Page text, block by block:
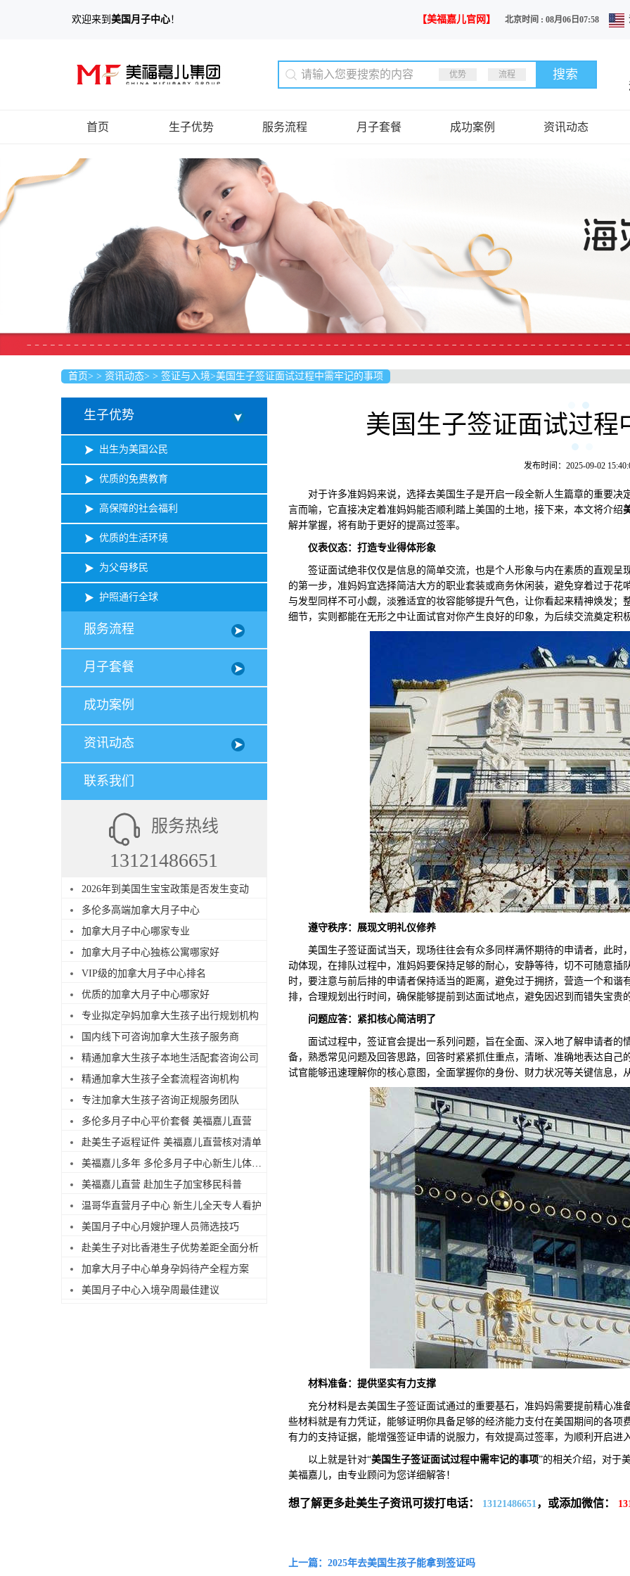
欢迎来到 美国月子中心！ 【美福嘉儿官网】 北京时间 : 08月06日07:58
优势 流程
首页 生子优势 服务流程 月子套餐 成功案例 资讯动态
首页> > 资讯动态> > 签证与入境>美国生子签证面试过程中需牢记的事项
生子优势
出生为美国公民
优质的免费教育
高保障的社会福利
优质的生活环境
为父母移民
护照通行全球
服务流程
月子套餐
成功案例
资讯动态
联系我们
服务热线
13121486651
2026年到美国生宝宝政策是否发生变动
多伦多高端加拿大月子中心
加拿大月子中心哪家专业
加拿大月子中心独栋公寓哪家好
VIP级的加拿大月子中心排名
优质的加拿大月子中心哪家好
专业拟定孕妈加拿大生孩子出行规划机构
国内线下可咨询加拿大生孩子服务商
精通加拿大生孩子本地生活配套咨询公司
精通加拿大生孩子全套流程咨询机构
专注加拿大生孩子咨询正规服务团队
多伦多月子中心平价套餐 美福嘉儿直营
赴美生子返程证件 美福嘉儿直营核对清单
美福嘉儿多年 多伦多月子中心新生儿体检陪同
美福嘉儿直营 赴加生子加宝移民科普
温哥华直营月子中心 新生儿全天专人看护
美国月子中心月嫂护理人员筛选技巧
赴美生子对比香港生子优势差距全面分析
加拿大月子中心单身孕妈待产全程方案
美国月子中心入境孕周最佳建议
美国生子签证面试过程
发布时间：2025-09-02
对于许多准妈妈来说，选择去美国生子是开启一段全新人生篇章的重要决
言而喻，它直接决定着准妈妈能否顺利踏上美国的土地，接下来，本文将介绍
解并掌握，将有助于更好的提高过签率。
仪表仪态：打造专业得体形象
签证面试绝非仅仅是信息的简单交流，也是个人形象与内在素质的直观呈
的第一步，准妈妈宜选择简洁大方的职业套装或商务休闲装，避免穿着过于
与发型同样不可小觑，淡雅适宜的妆容能够提升气色，让你看起来精神焕发
细节，实则都能在无形之中让面试官对你产生良好的印象，为后续交流奠定积
遵守秩序：展现文明礼仪修养
美国生子签证面试当天，现场往往会有众多同样满怀期待的申请者，此时
动体现，在排队过程中，准妈妈要保持足够的耐心，安静等待，切不可随意
时，要注意与前后排的申请者保持适当的距离，避免过于拥挤，营造一个和
排，合理规划出行时间，确保能够提前到达面试地点，避免因迟到而错失宝贵
问题应答：紧扣核心简洁明了
面试过程中，签证官会提出一系列问题，旨在全面、深入地了解申请者的
备，熟悉常见问题及回答思路，回答时紧紧抓住重点，清晰、准确地表达自
试官能够迅速理解你的核心意图，全面掌握你的身份、财力状况等关键信息，
材料准备：提供坚实有力支撑
充分材料是去美国生子签证面试通过的重要基石，准妈妈需要提前精心准
些材料就是有力凭证，能够证明你具备足够的经济能力支付在美国期间的各
有力的支持证据，能增强签证申请的说服力，有效提高过签率，为顺利开启进
以上就是针对“美国生子签证面试过程中需牢记的事项”的相关介绍，对于
美福嘉儿，由专业顾问为您详细解答！
想了解更多赴美生子资讯可拨打电话： 13121486651，或添加微信：
上一篇：2025年去美国生孩子能拿到签证吗